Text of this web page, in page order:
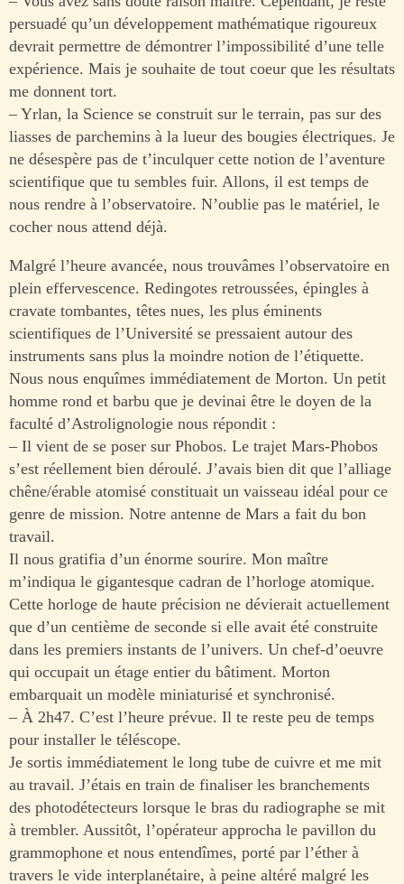
persuadé qu’un développement mathématique rigoureux
devrait permettre de démontrer l’impossibilité d’une telle
expérience. Mais je souhaite de tout coeur que les résultats
me donnent tort.
– Yrlan, la Science se construit sur le terrain, pas sur des
liasses de parchemins à la lueur des bougies électriques. Je
ne désespère pas de t’inculquer cette notion de l’aventure
scientifique que tu sembles fuir. Allons, il est temps de
nous rendre à l’observatoire. N’oublie pas le matériel, le
cocher nous attend déjà.
Malgré l’heure avancée, nous trouvâmes l’observatoire en
plein effervescence. Redingotes retroussées, épingles à
cravate tombantes, têtes nues, les plus éminents
scientifiques de l’Université se pressaient autour des
instruments sans plus la moindre notion de l’étiquette.
Nous nous enquîmes immédiatement de Morton. Un petit
homme rond et barbu que je devinai être le doyen de la
faculté d’Astrolignologie nous répondit :
– Il vient de se poser sur Phobos. Le trajet Mars-Phobos
s’est réellement bien déroulé. J’avais bien dit que l’alliage
chêne/érable atomisé constituait un vaisseau idéal pour ce
genre de mission. Notre antenne de Mars a fait du bon
travail.
Il nous gratifia d’un énorme sourire. Mon maître
m’indiqua le gigantesque cadran de l’horloge atomique.
Cette horloge de haute précision ne dévierait actuellement
que d’un centième de seconde si elle avait été construite
dans les premiers instants de l’univers. Un chef-d’oeuvre
qui occupait un étage entier du bâtiment. Morton
embarquait un modèle miniaturisé et synchronisé.
– À 2h47. C’est l’heure prévue. Il te reste peu de temps
pour installer le téléscope.
Je sortis immédiatement le long tube de cuivre et me mit
au travail. J’étais en train de finaliser les branchements
des photodétecteurs lorsque le bras du radiographe se mit
à trembler. Aussitôt, l’opérateur approcha le pavillon du
grammophone et nous entendîmes, porté par l’éther à
travers le vide interplanétaire, à peine altéré malgré les